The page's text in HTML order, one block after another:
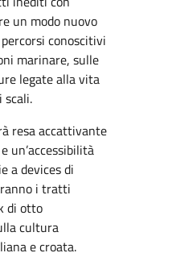
un modo nuovo
conoscitivi
marinare, sulle
legate alla vita
scali.
resa accattivante
un’accessibilità
a devices di
i tratti
di otto
cultura
e croata.